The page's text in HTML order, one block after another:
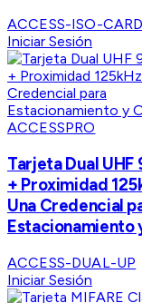
ACCESS-ISO-CARD
Iniciar Sesión
ACCESSPRO
Tarjeta Dual UHF
+ Proximidad
Una Credencial
Estacionamiento
ACCESS-DUAL-UP
Iniciar Sesión